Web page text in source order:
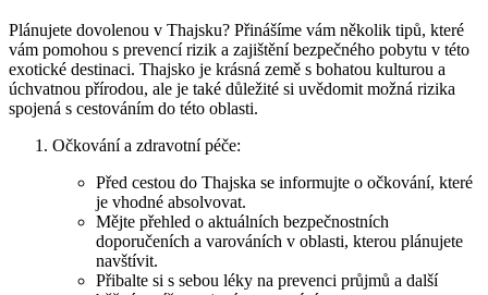
Plánujete dovolenou v Thajsku? Přinášíme vám několik tipů, které
vám pomohou s prevencí rizik a zajištění bezpečného pobytu v této
exotické destinaci. Thajsko je krásná země s bohatou kulturou a
úchvatnou přírodou, ale je také důležité si uvědomit možná rizika
spojená s cestováním do této oblasti.
Očkování a zdravotní péče:
Před cestou do Thajska se informujte o očkování, které
je vhodné absolvovat.
Mějte přehled o aktuálních bezpečnostních
doporučeních a varováních v oblasti, kterou plánujete
navštívit.
Přibalte si s sebou léky na prevenci průjmů a další